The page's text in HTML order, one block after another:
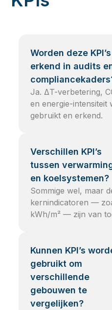
Worden deze KPI’s
erkend in audits
Ja. ΔT-verbetering,
en energie-intensiteit
gebruikt en erkend.
Verschillen KPI’s
tussen
en koelsystemen?
Sommige wel, maar
kernindicatoren —
kWh/m² — zijn van
Kunnen KPI’s
gebruikt om
verschillende
gebouwen te
vergelijken?